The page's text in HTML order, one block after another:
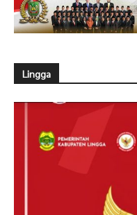
Lingga